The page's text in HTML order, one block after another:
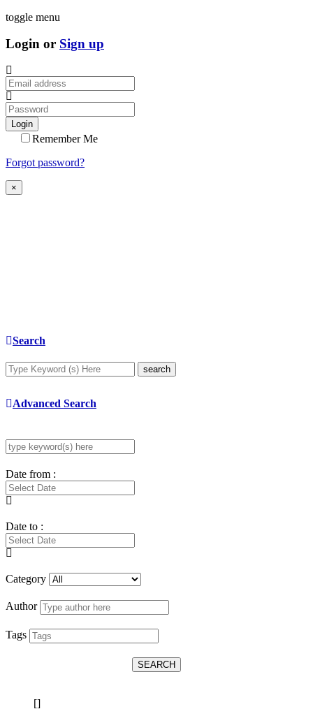
toggle menu
Login or Sign up
Login
Remember Me
Forgot password?
×
Search
search
Advanced Search
Date from :
Date to :
Category
Author
Tags
SEARCH
[]